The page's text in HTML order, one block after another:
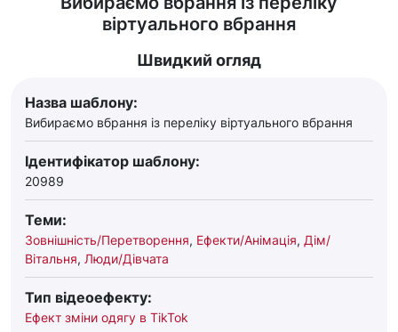
віртуального вбрання
Швидкий огляд
Назва шаблону:
Вибираємо вбрання із переліку віртуального вбрання
Ідентифікатор шаблону:
20989
Теми:
Зовнішність/Перетворення, Ефекти/Анімація, Дім/
Вітальня, Люди/Дівчата
Тип відеоефекту:
Ефект зміни одягу в TikTok